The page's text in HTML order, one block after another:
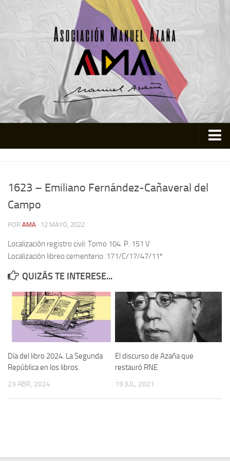
Actividades
Colabora
Contacto
1947).
Informe Represión en Toledo 1936-1947 | Buscador
Informe de la fosa de abril de 1939 de Tembleque
Enciclopedia Republicana
Militantes históricos IR
Personajes republicanos
1623 – Emiliano Fernández-Cañaveral del
Campo
POR AMA · 12 MAYO, 2022
Localización registro civil: Tomo 104. P. 151 V
Localización libreo cementerio: 171/C/17/47/11º
QUIZÁS TE INTERESE...
Día del libro 2024. La Segunda
República en los libros.
23 ABR, 2024
El discurso de Azaña que
restauró RNE
19 JUL, 2021